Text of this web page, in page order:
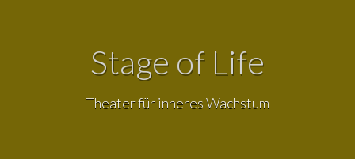
Stage of Life
Theater für inneres Wachstum